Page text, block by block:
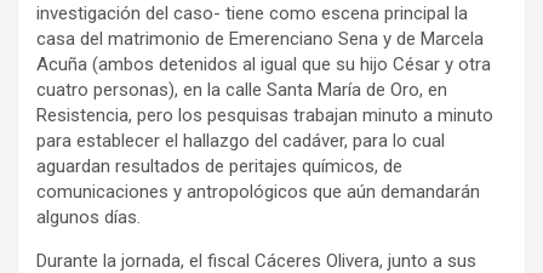
investigación del caso- tiene como escena principal la
casa del matrimonio de Emerenciano Sena y de Marcela
Acuña (ambos detenidos al igual que su hijo César y otra
cuatro personas), en la calle Santa María de Oro, en
Resistencia, pero los pesquisas trabajan minuto a minuto
para establecer el hallazgo del cadáver, para lo cual
aguardan resultados de peritajes químicos, de
comunicaciones y antropológicos que aún demandarán
algunos días.
Durante la jornada, el fiscal Cáceres Olivera, junto a sus